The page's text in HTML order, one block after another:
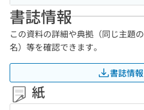
書誌情報
この資料の詳細や典拠（同じ主題
名）等を確認できます。
書誌情
紙